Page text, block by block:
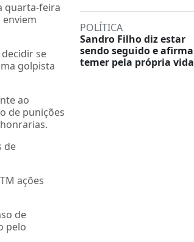
quarta-feira
enviem
se
golpista
ao
de punições
de
ações
de
pelo
POLÍTICA
Sandro Filho diz estar
sendo seguido e afirma
temer pela própria vida